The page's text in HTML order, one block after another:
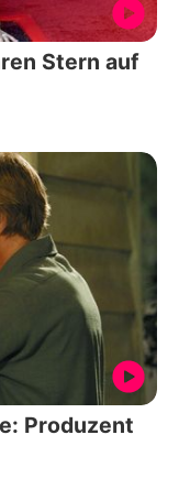
Stern auf
Produzent